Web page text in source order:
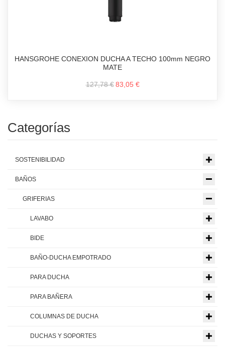
HANSGROHE CONEXION DUCHA A TECHO 100mm NEGRO
MATE
127,78 € 83,05 €
Categorías
SOSTENIBILIDAD
BAÑOS
GRIFERIAS
LAVABO
BIDE
BAÑO-DUCHA EMPOTRADO
PARA DUCHA
PARA BAÑERA
COLUMNAS DE DUCHA
DUCHAS Y SOPORTES